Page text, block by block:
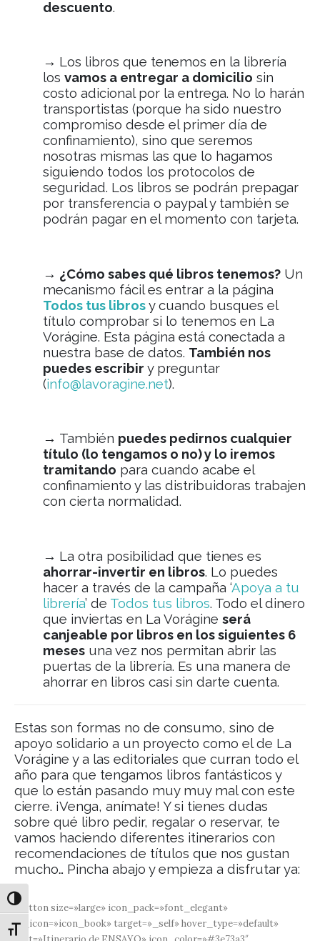
Alternar alto contraste
Alternar tamaño de letra
descuento.
→ Los libros que tenemos en la librería
los vamos a entregar a domicilio sin
costo adicional por la entrega. No lo harán
transportistas (porque ha sido nuestro
compromiso desde el primer día de
confinamiento), sino que seremos
nosotras mismas las que lo hagamos
siguiendo todos los protocolos de
seguridad. Los libros se podrán prepagar
por transferencia o paypal y también se
podrán pagar en el momento con tarjeta.
→ ¿Cómo sabes qué libros tenemos? Un
mecanismo fácil es entrar a la página
Todos tus librosy cuando busques el
título comprobar si lo tenemos en La
Vorágine. Esta página está conectada a
nuestra base de datos. También nos
puedes escribir y preguntar
(info@lavoragine.net).
→ También puedes pedirnos cualquier
título (lo tengamos o no) y lo iremos
tramitando para cuando acabe el
confinamiento y las distribuidoras trabajen
con cierta normalidad.
→ La otra posibilidad que tienes es
ahorrar-invertir en libros. Lo puedes
hacer a través de la campaña ‘Apoya a tu
librería’ de Todos tus libros. Todo el dinero
que inviertas en La Vorágine será
canjeable por libros en los siguientes 6
meses una vez nos permitan abrir las
puertas de la librería. Es una manera de
ahorrar en libros casi sin darte cuenta.
Estas son formas no de consumo, sino de
apoyo solidario a un proyecto como el de La
Vorágine y a las editoriales que curran todo el
año para que tengamos libros fantásticos y
que lo están pasando muy muy mal con este
cierre. ¡Venga, anímate! Y si tienes dudas
sobre qué libro pedir, regalar o reservar, te
vamos haciendo diferentes itinerarios con
recomendaciones de títulos que nos gustan
mucho… Pincha abajo y empieza a disfrutar ya:
[button size=»large» icon_pack=»font_elegant»
fe_icon=»icon_book» target=»_self» hover_type=»default»